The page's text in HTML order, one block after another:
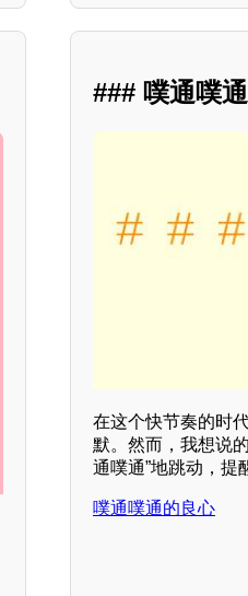
### 噗通噗
在这个快节奏的时
默。然而，我想说
通噗通”地跳动，提
噗通噗通的良心